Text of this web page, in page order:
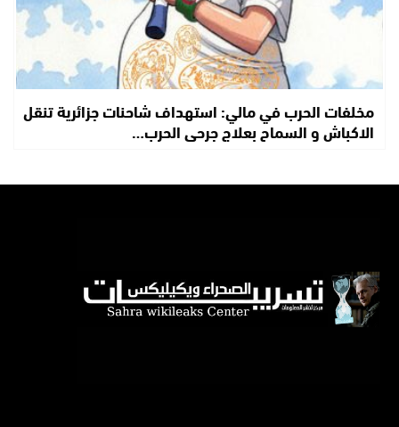
مخلفات الحرب في مالي: استهداف شاحنات جزائرية تنقل
الاكباش و السماح بعلاج جرحى الحرب…